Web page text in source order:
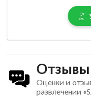
Отзывы
Оценки и
развлечении